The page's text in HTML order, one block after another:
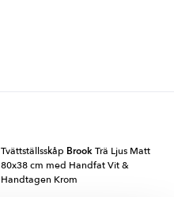
Tvättställsskåp BrookTrä Ljus Matt
80x38 cm med Handfat Vit &
Handtagen Krom